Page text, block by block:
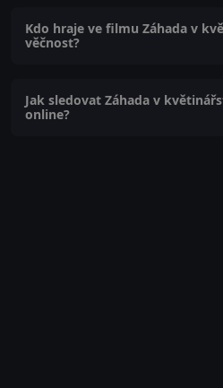
Kdo hraje ve filmu Záhada v
věčnost?
Jak sledovat Záhada v
online?